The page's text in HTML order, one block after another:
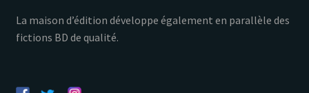
La maison d’édition développe également en parallèle des
fictions BD de qualité.